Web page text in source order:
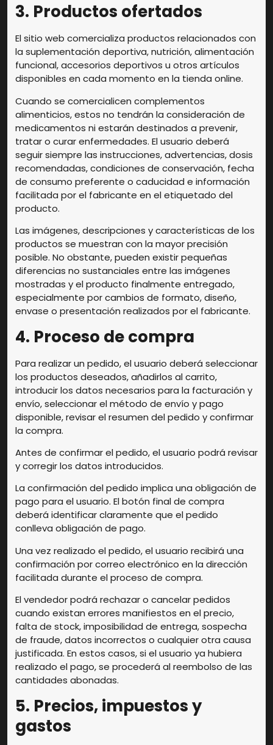
3. Productos ofertados
El sitio web comercializa productos relacionados con
la suplementación deportiva, nutrición, alimentación
funcional, accesorios deportivos u otros artículos
disponibles en cada momento en la tienda online.
Cuando se comercialicen complementos
alimenticios, estos no tendrán la consideración de
medicamentos ni estarán destinados a prevenir,
tratar o curar enfermedades. El usuario deberá
seguir siempre las instrucciones, advertencias, dosis
recomendadas, condiciones de conservación, fecha
de consumo preferente o caducidad e información
facilitada por el fabricante en el etiquetado del
producto.
Las imágenes, descripciones y características de los
productos se muestran con la mayor precisión
posible. No obstante, pueden existir pequeñas
diferencias no sustanciales entre las imágenes
mostradas y el producto finalmente entregado,
especialmente por cambios de formato, diseño,
envase o presentación realizados por el fabricante.
4. Proceso de compra
Para realizar un pedido, el usuario deberá seleccionar
los productos deseados, añadirlos al carrito,
introducir los datos necesarios para la facturación y
envío, seleccionar el método de envío y pago
disponible, revisar el resumen del pedido y confirmar
la compra.
Antes de confirmar el pedido, el usuario podrá revisar
y corregir los datos introducidos.
La confirmación del pedido implica una obligación de
pago para el usuario. El botón final de compra
deberá identificar claramente que el pedido
conlleva obligación de pago.
Una vez realizado el pedido, el usuario recibirá una
confirmación por correo electrónico en la dirección
facilitada durante el proceso de compra.
El vendedor podrá rechazar o cancelar pedidos
cuando existan errores manifiestos en el precio,
falta de stock, imposibilidad de entrega, sospecha
de fraude, datos incorrectos o cualquier otra causa
justificada. En estos casos, si el usuario ya hubiera
realizado el pago, se procederá al reembolso de las
cantidades abonadas.
5. Precios, impuestos y
gastos